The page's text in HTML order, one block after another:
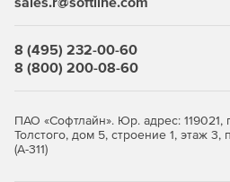
Автоматическая и плановая
ОС Windows с экспортом
Средства миграции Windows
доменами и серверами.
8 (495) 232-00-60
8 (800) 200-08-60
ПАО «Софтлайн». Юр. адрес: 119021,
Толстого, дом 5, строение 1, этаж
(А-311)